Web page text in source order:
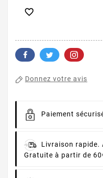

Donnez votre avis
Paiement
Livraison rapide.
Gratuite à partir de